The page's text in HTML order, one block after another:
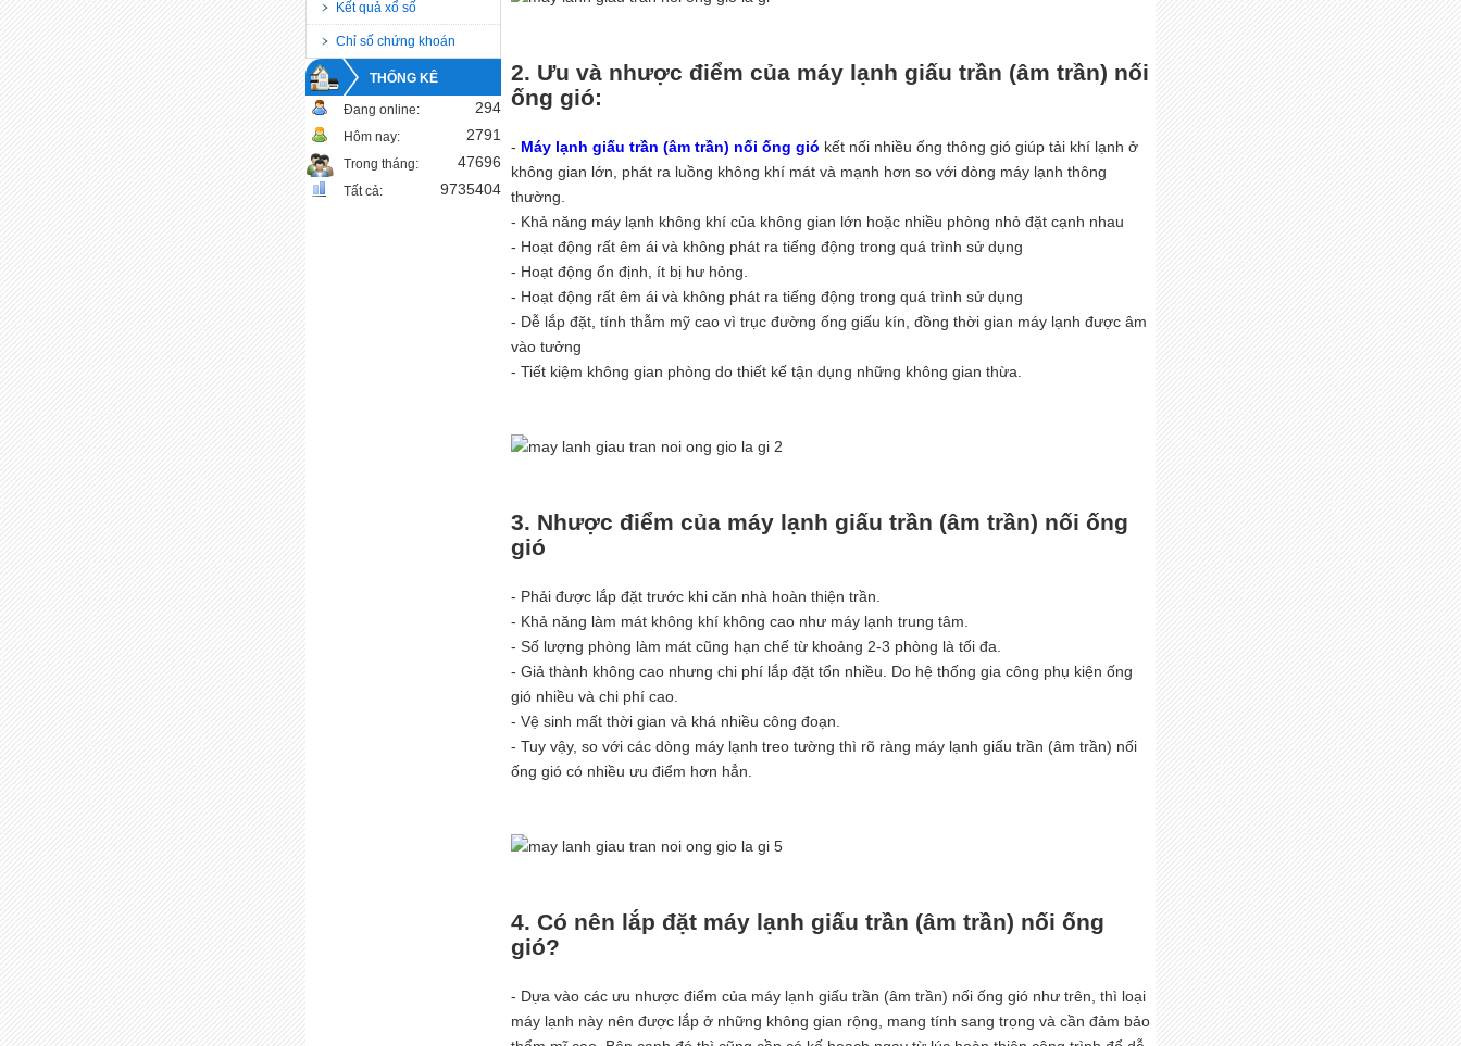
Kết quả xổ số
Chỉ số chứng khoán
THỐNG KÊ
Đang online: 294
Hôm nay: 2791
Trong tháng: 47696
Tất cả: 9735404
2. Ưu và nhược điểm của máy lạnh giấu trần (âm trần) nối
ống gió:
- Máy lạnh giấu trần (âm trần) nối ống gió kết nối nhiều ống thông gió giúp tải khí lạnh ở
không gian lớn, phát ra luồng không khí mát và mạnh hơn so với dòng máy lạnh thông
thường.
- Khả năng máy lạnh không khí của không gian lớn hoặc nhiều phòng nhỏ đặt cạnh nhau
- Hoạt động rất êm ái và không phát ra tiếng động trong quá trình sử dụng
- Hoạt động ổn định, ít bị hư hỏng.
- Hoạt động rất êm ái và không phát ra tiếng động trong quá trình sử dụng
- Dễ lắp đặt, tính thẫm mỹ cao vì trục đường ống giấu kín, đồng thời gian máy lạnh được âm
vào tưởng
- Tiết kiệm không gian phòng do thiết kế tận dụng những không gian thừa.
3. Nhược điểm của máy lạnh giấu trần (âm trần) nối ống
gió
- Phải được lắp đặt trước khi căn nhà hoàn thiện trần.
- Khả năng làm mát không khí không cao như máy lạnh trung tâm.
- Số lượng phòng làm mát cũng hạn chế từ khoảng 2-3 phòng là tối đa.
- Giả thành không cao nhưng chi phí lắp đặt tổn nhiều. Do hệ thống gia công phụ kiện ống
gió nhiều và chi phí cao.
- Vệ sinh mất thời gian và khá nhiều công đoạn.
- Tuy vậy, so với các dòng máy lạnh treo tường thì rõ ràng máy lạnh giấu trần (âm trần) nối
ống gió có nhiều ưu điểm hơn hẳn.
4. Có nên lắp đặt máy lạnh giấu trần (âm trần) nối ống
gió?
- Dựa vào các ưu nhược điểm của máy lạnh giấu trần (âm trần) nối ống gió như trên, thì loại
máy lạnh này nên được lắp ở những không gian rộng, mang tính sang trọng và cần đảm bảo